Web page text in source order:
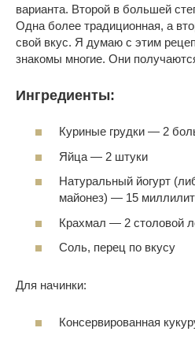
варианта. Второй в большей
Одна более традиционная, а
свой вкус. Я думаю с этим
знакомы многие. Они
Ингредиенты:
Куриные грудки — 2
Яйца — 2 штуки
Натуральный йогурт
майонез) — 15
Крахмал — 2 столовой
Соль, перец по вкусу
Для начинки:
Консервированная